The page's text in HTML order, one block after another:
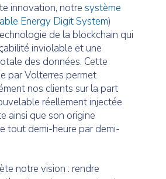
innovation, notre système
Energy Digit System)
de la blockchain qui
inviolable et une
des données. Cette
par Volterres permet
nos clients sur la part
réellement injectée
ainsi que son origine
tout demi-heure par demi-
notre vision : rendre